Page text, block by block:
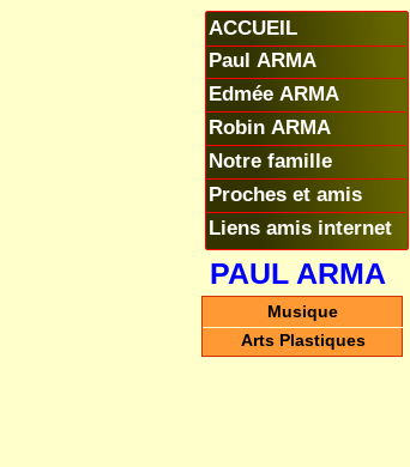
PAUL ARMA
Musique
Arts Plastiques
ACCUEIL
Paul ARMA
Edmée ARMA
Robin ARMA
Notre famille
Proches et amis
Liens amis internet